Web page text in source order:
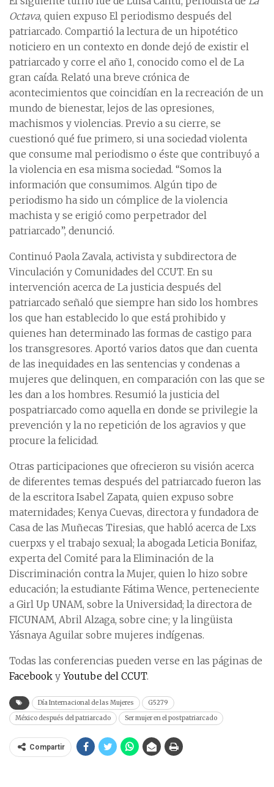
Octava, quien expuso El periodismo después del
patriarcado. Compartió la lectura de un hipotético
noticiero en un contexto en donde dejó de existir el
patriarcado y corre el año 1, conocido como el de La
gran caída. Relató una breve crónica de
acontecimientos que coincidían en la recreación de un
mundo de bienestar, lejos de las opresiones,
machismos y violencias. Previo a su cierre, se
cuestionó qué fue primero, si una sociedad violenta
que consume mal periodismo o éste que contribuyó a
la violencia en esa misma sociedad. “Somos la
información que consumimos. Algún tipo de
periodismo ha sido un cómplice de la violencia
machista y se erigió como perpetrador del
patriarcado”, denunció.
Continuó Paola Zavala, activista y subdirectora de
Vinculación y Comunidades del CCUT. En su
intervención acerca de La justicia después del
patriarcado señaló que siempre han sido los hombres
los que han establecido lo que está prohibido y
quienes han determinado las formas de castigo para
los transgresores. Aportó varios datos que dan cuenta
de las inequidades en las sentencias y condenas a
mujeres que delinquen, en comparación con las que se
les dan a los hombres. Resumió la justicia del
pospatriarcado como aquella en donde se privilegie la
prevención y la no repetición de los agravios y que
procure la felicidad.
Otras participaciones que ofrecieron su visión acerca
de diferentes temas después del patriarcado fueron las
de la escritora Isabel Zapata, quien expuso sobre
maternidades; Kenya Cuevas, directora y fundadora de
Casa de las Muñecas Tiresias, que habló acerca de Lxs
cuerpxs y el trabajo sexual; la abogada Leticia Bonifaz,
experta del Comité para la Eliminación de la
Discriminación contra la Mujer, quien lo hizo sobre
educación; la estudiante Fátima Wence, perteneciente
a Girl Up UNAM, sobre la Universidad; la directora de
FICUNAM, Abril Alzaga, sobre cine; y la lingüista
Yásnaya Aguilar sobre mujeres indígenas.
Todas las conferencias pueden verse en las páginas de
Facebook y Youtube del CCUT.
Día Internacional de las Mujeres
G5279
México después del patriarcado
Ser mujer en el postpatriarcado
Compartir